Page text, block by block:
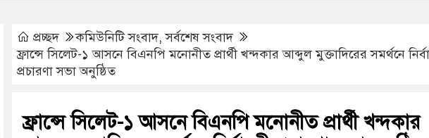
প্রচ্ছদ কমিউনিটি সংবাদ,সর্বশেষ সংবাদ
ফ্রান্সে সিলেট-১ আসনে বিএনপি মনোনীত প্রার্থী খন্দকার আব্দুল মুক্তাদিরের সমর্থনে
প্রচারণা সভা অনুষ্ঠিত
ফ্রান্সে সিলেট-১ আসনে বিএনপি মনোনীত প্রার্থী খন্দকার